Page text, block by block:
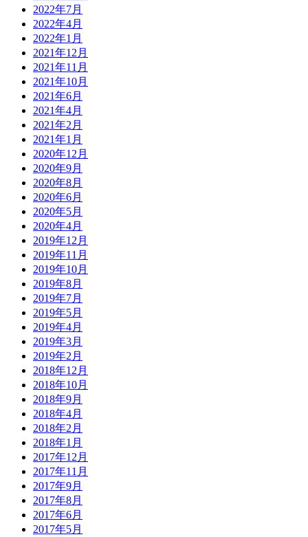
2022年7月
2022年4月
2022年1月
2021年12月
2021年11月
2021年10月
2021年6月
2021年4月
2021年2月
2021年1月
2020年12月
2020年9月
2020年8月
2020年6月
2020年5月
2020年4月
2019年12月
2019年11月
2019年10月
2019年8月
2019年7月
2019年5月
2019年4月
2019年3月
2019年2月
2018年12月
2018年10月
2018年9月
2018年4月
2018年2月
2018年1月
2017年12月
2017年11月
2017年9月
2017年8月
2017年6月
2017年5月